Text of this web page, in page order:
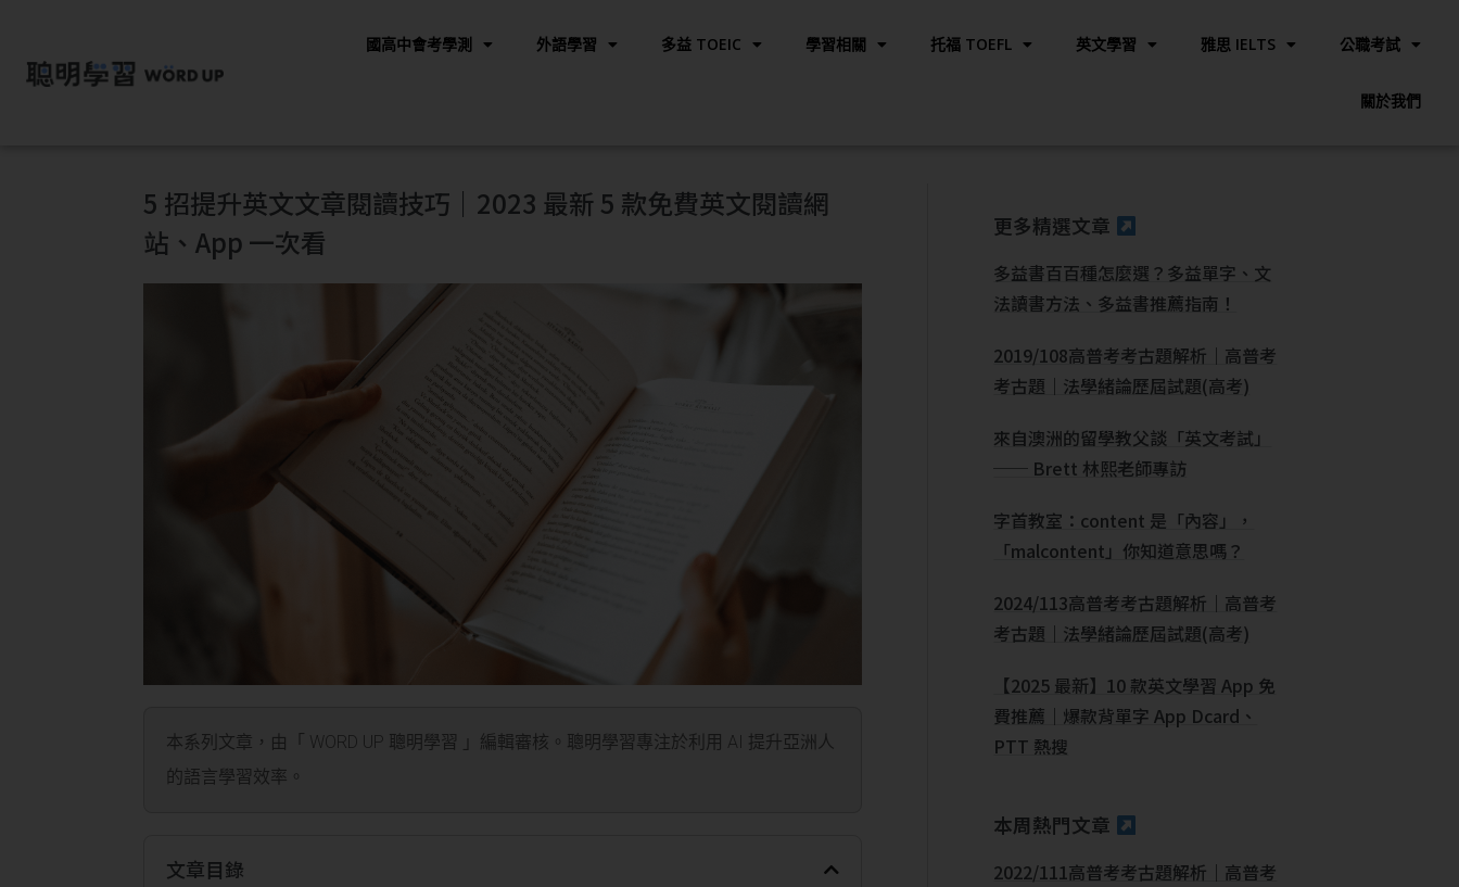
國高中會考學測 外語學習 多益 TOEIC 學習相關 托福 TOEFL 英文學習 雅思 IELTS 公職考試
關於我們
5 招提升英文文章閱讀技巧｜2023 最新 5 款免費英文閱讀網
站、App 一次看
本系列文章，由「 WORD UP 聰明學習 」編輯審核。聰明學習專注於利用 AI 提升亞洲人
的語言學習效率。
文章目錄
更多精選文章
多益書百百種怎麼選？多益單字、文
法讀書方法、多益書推薦指南！
2019/108高普考考古題解析｜高普考
考古題｜法學緒論歷屆試題(高考)
來自澳洲的留學教父談「英文考試」
── Brett 林熙老師專訪
字首教室：content 是「內容」，
「malcontent」你知道意思嗎？
2024/113高普考考古題解析｜高普考
考古題｜法學緒論歷屆試題(高考)
【2025 最新】10 款英文學習 App 免
費推薦｜爆款背單字 App Dcard、
PTT 熱搜
本周熱門文章
2022/111高普考考古題解析｜高普考